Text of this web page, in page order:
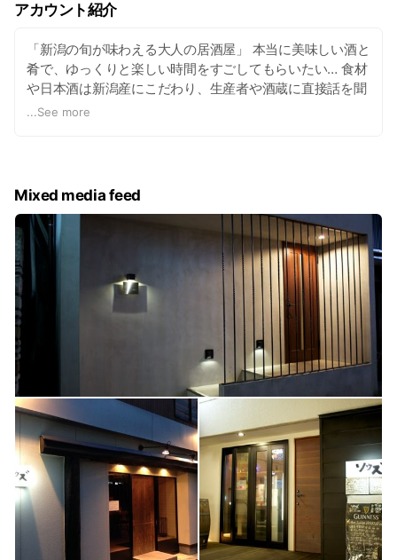
アカウント紹介
「新潟の旬が味わえる大人の居酒屋」 本当に美味しい酒と
肴で、ゆっくりと楽しい時間をすごしてもらいたい… 食材
や日本酒は新潟産にこだわり、生産者や酒蔵に直接話を聞
きに行ったり、体験してみたり。メニュー一つ一つにスタ
して楽しんでもらいたいから。食べて飲んで楽しかった！
と思っていただければ何よりです。 皆様のお越しをお待ち
しております。
...See more
Mixed media feed